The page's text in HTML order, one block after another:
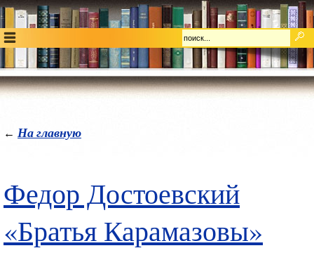
← На главную
Федор Достоевский
«Братья Карамазовы»